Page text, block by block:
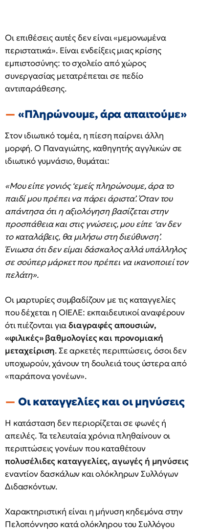
Οι επιθέσεις αυτές δεν είναι «μεμονωμένα
περιστατικά». Είναι ενδείξεις μιας κρίσης
εμπιστοσύνης: το σχολείο από χώρος
συνεργασίας μετατρέπεται σε πεδίο
αντιπαράθεσης.
«Πληρώνουμε, άρα απαιτούμε»
Στον ιδιωτικό τομέα, η πίεση παίρνει άλλη
μορφή. Ο Παναγιώτης, καθηγητής αγγλικών σε
ιδιωτικό γυμνάσιο, θυμάται:
«Μου είπε γονιός ‘εμείς πληρώνουμε, άρα το
παιδί μου πρέπει να πάρει άριστα’. Όταν του
απάντησα ότι η αξιολόγηση βασίζεται στην
προσπάθεια και στις γνώσεις, μου είπε ‘αν δεν
το καταλάβεις, θα μιλήσω στη διεύθυνση’.
Ένιωσα ότι δεν είμαι δάσκαλος αλλά υπάλληλος
σε σούπερ μάρκετ που πρέπει να ικανοποιεί τον
πελάτη».
Οι μαρτυρίες συμβαδίζουν με τις καταγγελίες
που δέχεται η ΟΙΕΛΕ: εκπαιδευτικοί αναφέρουν
ότι πιέζονται γιαδιαγραφές απουσιών,
«φιλικές» βαθμολογίες και προνομιακή
μεταχείριση. Σε αρκετές περιπτώσεις, όσοι δεν
υποχωρούν, χάνουν τη δουλειά τους ύστερα από
«παράπονα γονέων».
Οι καταγγελίες και οι μηνύσεις
Η κατάσταση δεν περιορίζεται σε φωνές ή
απειλές. Τα τελευταία χρόνια πληθαίνουν οι
περιπτώσεις γονέων που καταθέτουν
πολυσέλιδες καταγγελίες, αγωγές ή μηνύσεις
εναντίον δασκάλων και ολόκληρων Συλλόγων
Διδασκόντων.
Χαρακτηριστική είναι η μήνυση κηδεμόνα στην
Πελοπόννησο κατά ολόκληρου του Συλλόγου